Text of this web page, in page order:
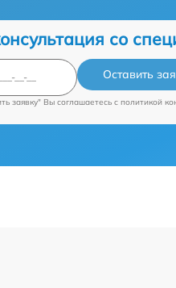
со
Оставить
заявку" Вы соглашаетесь c политикой